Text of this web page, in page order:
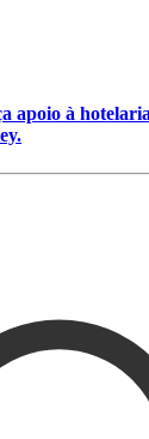
apoio à